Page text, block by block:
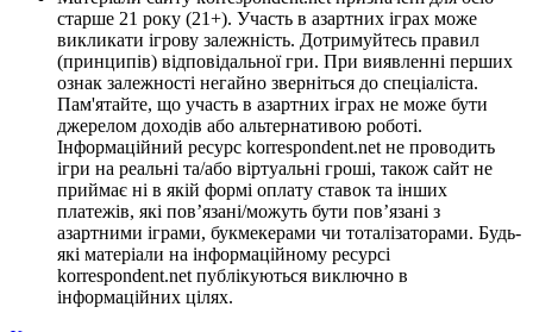
старше 21 року (21+). Участь в азартних іграх може
викликати ігрову залежність. Дотримуйтесь правил
(принципів) відповідальної гри. При виявленні перших
ознак залежності негайно зверніться до спеціаліста.
Пам'ятайте, що участь в азартних іграх не може бути
джерелом доходів або альтернативою роботі.
Інформаційний ресурс korrespondent.net не проводить
ігри на реальні та/або віртуальні гроші, також сайт не
приймає ні в якій формі оплату ставок та інших
платежів, які пов’язані/можуть бути пов’язані з
азартними іграми, букмекерами чи тоталізаторами. Будь-
які матеріали на інформаційному ресурсі
korrespondent.net публікуються виключно в
інформаційних цілях.